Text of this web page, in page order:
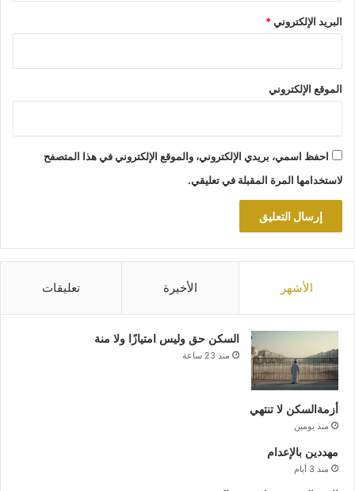
البريد الإلكتروني*
الموقع الإلكتروني
احفظ اسمي، بريدي الإلكتروني، والموقع الإلكتروني في هذا المتصفح
لاستخدامها المرة المقبلة في تعليقي.
الأشهر الأخيرة تعليقات
السكن حق وليس امتيازًا ولا منة
منذ 23 ساعة
أزمةالسكن لا تنتهي
منذ يومين
مهددين بالإعدام
منذ 3 أيام